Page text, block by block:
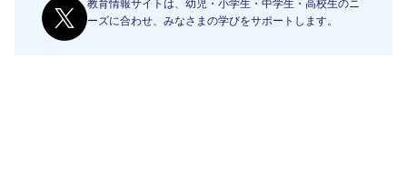
教育情報サイトは、幼児・小学生・中学生・高校生のニ
ーズに合わせ、みなさまの学びをサポートします。